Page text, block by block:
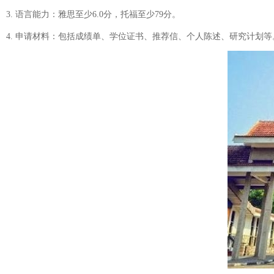
3. 语言能力：雅思至少6.0分，托福至少79分。
4. 申请材料：包括成绩单、学位证书、推荐信、个人陈述、研究计划等